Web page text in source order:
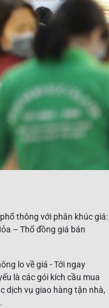
thông với phân khúc giá:
– Thổ đồng giá bán
lo về giá - Tới ngay
là các gói kích cầu mua
dịch vụ giao hàng tận nhà,